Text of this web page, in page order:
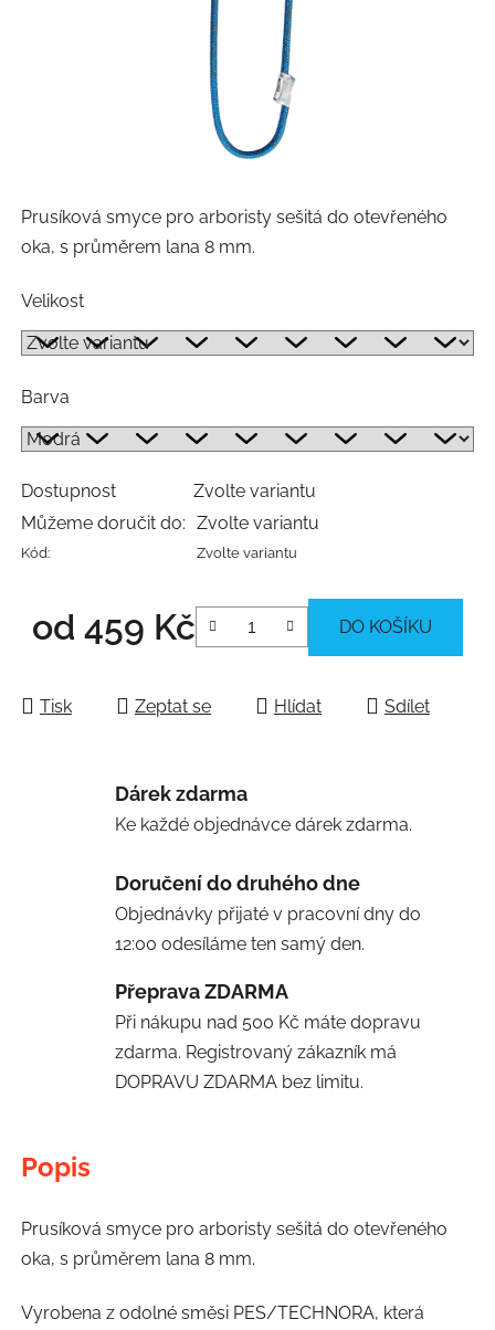
Prusíková smyce pro arboristy sešitá do otevřeného
oka, s průměrem lana 8 mm.
Velikost
Barva
Dostupnost
Zvolte variantu
Můžeme doručit do: Zvolte variantu
Kód: Zvolte variantu
od 459 Kč DO KOŠÍKU
Tisk Zeptat se Hlídat Sdílet
Dárek zdarma
Ke každé objednávce dárek zdarma.
Doručení do druhého dne
Objednávky přijaté v pracovní dny do
12:00 odesíláme ten samý den.
Přeprava ZDARMA
Při nákupu nad 500 Kč máte dopravu
zdarma. Registrovaný zákazník má
DOPRAVU ZDARMA bez limitu.
Popis
Prusíková smyce pro arboristy sešitá do otevřeného
oka, s průměrem lana 8 mm.
Vyrobena z odolné směsi PES/TECHNORA, která